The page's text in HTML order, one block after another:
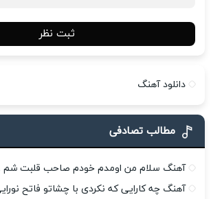
ثبت نظر
دانلود آهنگ
مطالب تصادفی
آهنگ سلام من اومدم خودم صاحب قلبت شم
آهنگ چه کارایی که نکردی با چشاتو فاتح